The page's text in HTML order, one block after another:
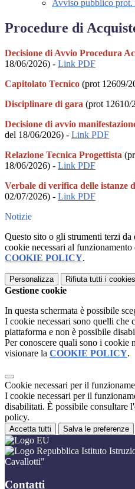
Avviso pubblico
Procedure di
Decisione di Avvio Procedura
18/06/2026) - Link PDF
Capitolato Tecnico (prot 12609/
Disciplinare di gara (prot 12610/
Decisione di avvio
del 18/06/2026) - Link PDF
Relazione Tecnica Progettista
18/06/2026) - Link PDF
Verbale di verifica delle istanze
02/07/2026) - Link PDF
Notizie
Questo sito o gli strumenti terzi
cookie necessari al
COOKIE POLICY.
Personalizza Rifiuta tutti i cookies
Gestione cookie
In questa schermata è possibile
I cookie necessari sono quelli che
piattaforma e non è possibile
Per conoscere quali sono i cookie
visionare la COOKIE POLICY.
Cookie necessari per il
I cookie necessari per il
disabilitati. È possibile consultare
policy.
Accetta tutti Salva le preferenze
Istituto
Cavallotti"
Contatti